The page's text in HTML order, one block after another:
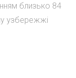
близько 84
узбережжі